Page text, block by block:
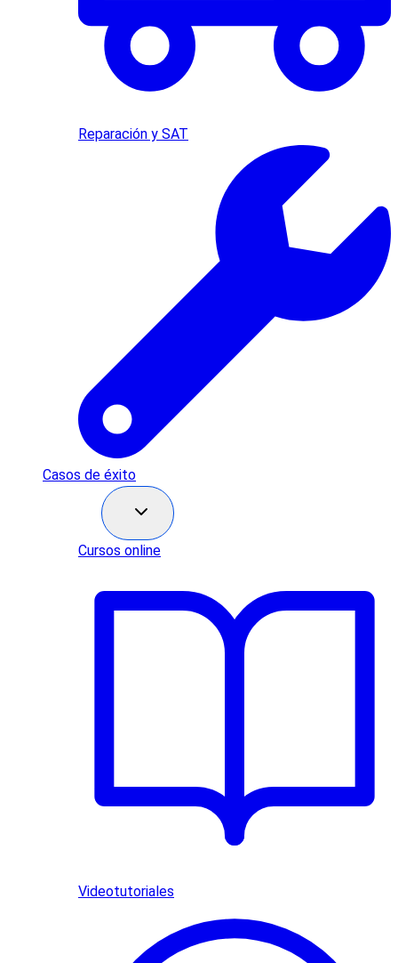
Reparación y SAT
Casos de éxito
Cursos online
Videotutoriales